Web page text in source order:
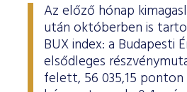
Az előző hónap
után októberben is
BUX index: a Budapesti
elsődleges
felett, 56 035,15